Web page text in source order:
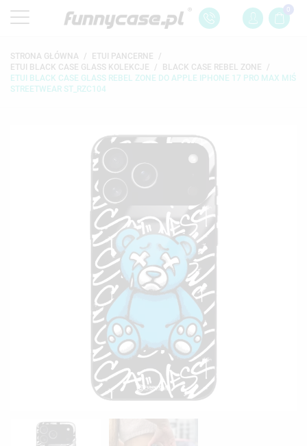
0
STRONA GŁÓWNA
ETUI PANCERNE
ETUI BLACK CASE GLASS KOLEKCJE
BLACK CASE REBEL ZONE
ETUI BLACK CASE GLASS REBEL ZONE DO APPLE IPHONE 17 PRO MAX MIŚ
STREETWEAR ST_RZC104